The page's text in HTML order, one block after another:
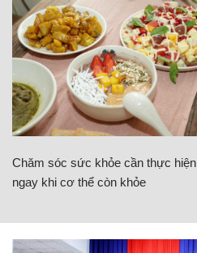
Chăm sóc sức khỏe cần thực hiện
ngay khi cơ thể còn khỏe